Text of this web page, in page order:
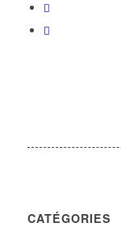
CATÉGORIES